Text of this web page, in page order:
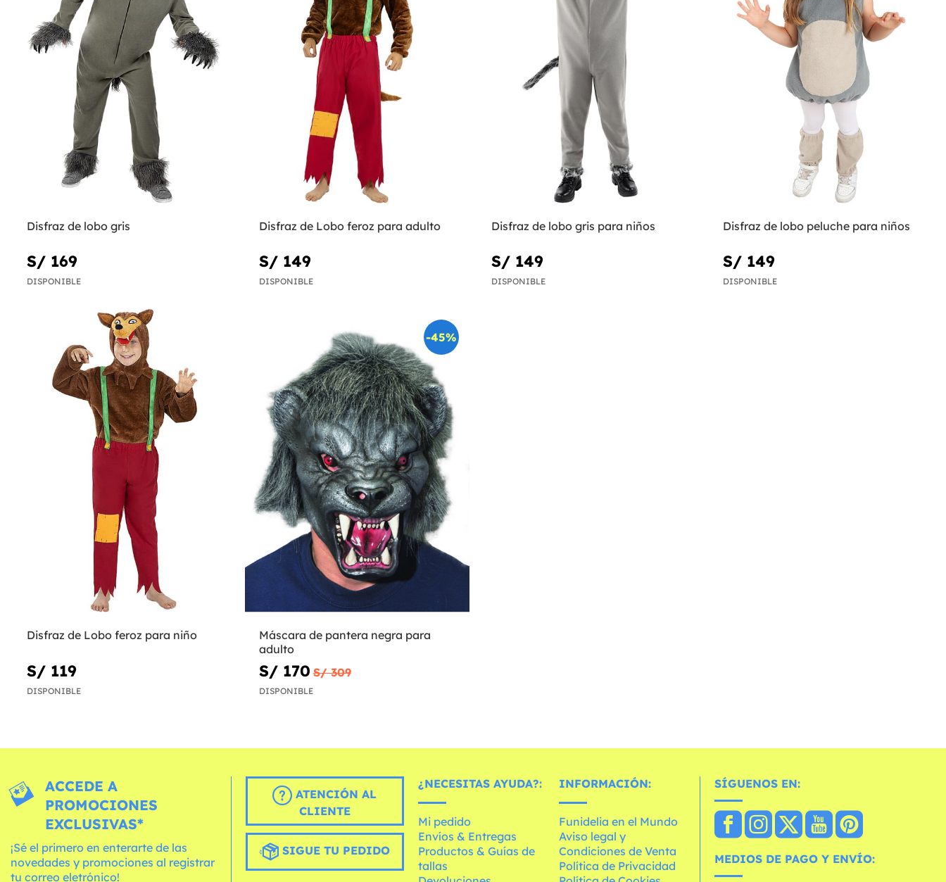
Disfraz de lobo gris
S/ 169
DISPONIBLE
Disfraz de Lobo feroz para adulto
S/ 149
DISPONIBLE
Disfraz de lobo gris para niños
S/ 149
DISPONIBLE
Disfraz de lobo peluche para niños
S/ 149
DISPONIBLE
Disfraz de Lobo feroz para niño
S/ 119
DISPONIBLE
-45%
Máscara de pantera negra para
adulto
S/ 170 S/ 309
DISPONIBLE
ACCEDE A
PROMOCIONES
EXCLUSIVAS*
¡Sé el primero en enterarte de las
novedades y promociones al registrar
tu correo eletrónico!
ATENCIÓN AL
CLIENTE
SIGUE TU PEDIDO
¿NECESITAS AYUDA?:
Mi pedido
Envíos & Entregas
Productos & Guías de
tallas
INFORMACIÓN:
Funidelia en el Mundo
Aviso legal y
Condiciones de Venta
Política de Privacidad
SÍGUENOS EN:
MEDIOS DE PAGO Y ENVÍO: